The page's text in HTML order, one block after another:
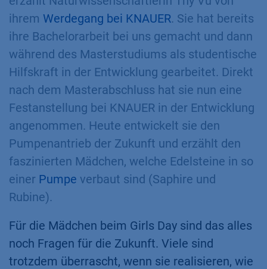
ihrem Werdegang bei KNAUER. Sie hat bereits
ihre Bachelorarbeit bei uns gemacht und dann
während des Masterstudiums als studentische
Hilfskraft in der Entwicklung gearbeitet. Direkt
nach dem Masterabschluss hat sie nun eine
Festanstellung bei KNAUER in der Entwicklung
angenommen. Heute entwickelt sie den
Pumpenantrieb der Zukunft und erzählt den
faszinierten Mädchen, welche Edelsteine in so
einer Pumpe verbaut sind (Saphire und
Rubine).
Für die Mädchen beim Girls Day sind das alles
noch Fragen für die Zukunft. Viele sind
trotzdem überrascht, wenn sie realisieren, wie